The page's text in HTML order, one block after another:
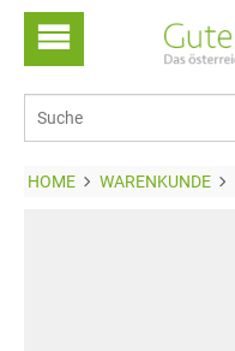
HOME WARENKUNDE